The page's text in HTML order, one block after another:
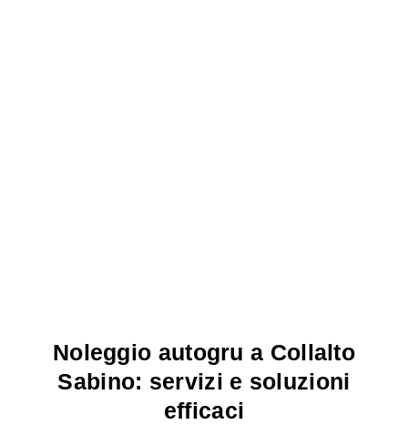
Noleggio autogru a Collalto
Sabino: servizi e soluzioni
efficaci